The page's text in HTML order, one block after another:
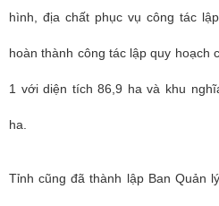
hình, địa chất phục vụ công tác
hoàn thành công tác lập quy hoạch
1 với diện tích 86,9 ha và khu
ha.
Tỉnh cũng đã thành lập Ban Quản